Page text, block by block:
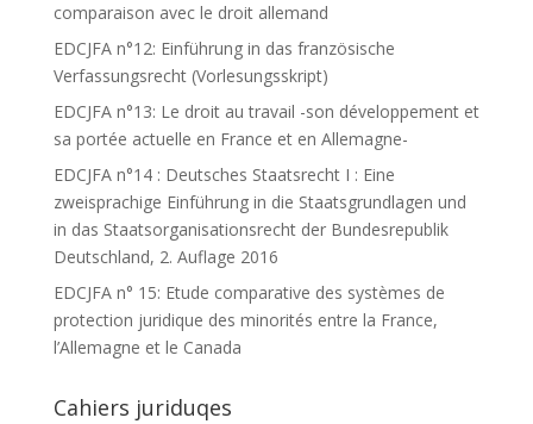
comparaison avec le droit allemand
EDCJFA n°12: Einführung in das französische
Verfassungsrecht (Vorlesungsskript)
EDCJFA n°13: Le droit au travail -son développement et
sa portée actuelle en France et en Allemagne-
EDCJFA n°14 : Deutsches Staatsrecht I : Eine
zweisprachige Einführung in die Staatsgrundlagen und
in das Staatsorganisationsrecht der Bundesrepublik
Deutschland, 2. Auflage 2016
EDCJFA n° 15: Etude comparative des systèmes de
protection juridique des minorités entre la France,
l’Allemagne et le Canada
Cahiers juriduqes